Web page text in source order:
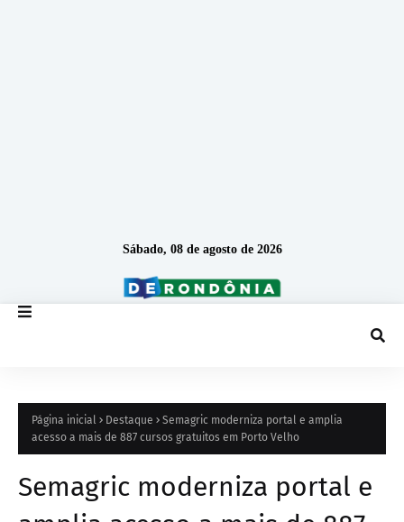
Sábado, 08 de agosto de 2026
Página inicial Destaque
Semagric moderniza portal e amplia
acesso a mais de 887 cursos gratuitos em Porto Velho
Semagric moderniza portal e